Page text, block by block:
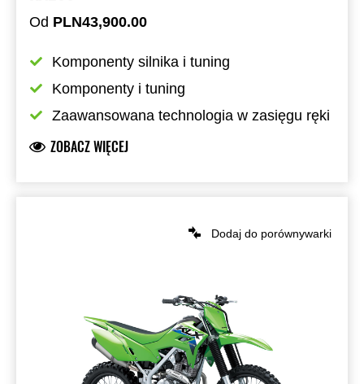
Od PLN43,900.00
Komponenty silnika i tuning
Komponenty i tuning
Zaawansowana technologia w zasięgu ręki
ZOBACZ WIĘCEJ
Dodaj do porównywarki